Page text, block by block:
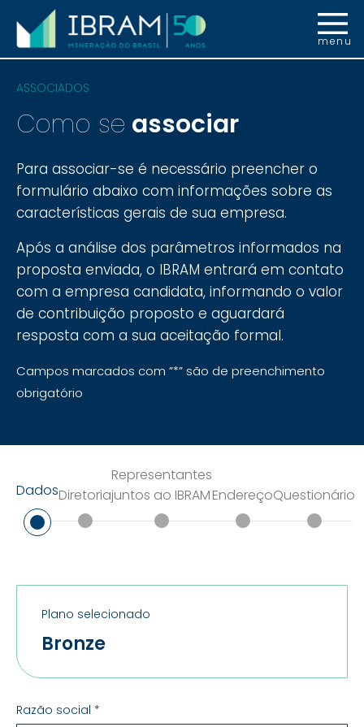
menu
ASSOCIADOS
Como se associar
Para associar-se é necessário preencher o
formulário abaixo com informações sobre as
características gerais de sua empresa.
Após a análise dos parâmetros informados na
proposta enviada, o IBRAM entrará em contato
com a empresa candidata, informando o valor
de contribuição proposto e aguardará
resposta com a sua aceitação formal.
Campos marcados com ”*” são de preenchimento
obrigatório
DadosDiretoria
Representantes
juntos ao IBRAMEndereçoQuestionário
Plano selecionado
Bronze
Razão social *